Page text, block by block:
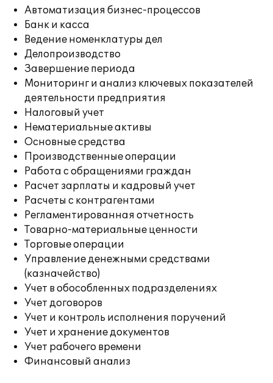
Автоматизация бизнес-процессов
Банк и касса
Ведение номенклатуры дел
Делопроизводство
Завершение периода
Мониторинг и анализ ключевых показателей
деятельности предприятия
Налоговый учет
Нематериальные активы
Основные средства
Производственные операции
Работа с обращениями граждан
Расчет зарплаты и кадровый учет
Расчеты с контрагентами
Регламентированная отчетность
Товарно-материальные ценности
Торговые операции
Управление денежными средствами
(казначейство)
Учет в обособленных подразделениях
Учет договоров
Учет и контроль исполнения поручений
Учет и хранение документов
Учет рабочего времени
Финансовый анализ